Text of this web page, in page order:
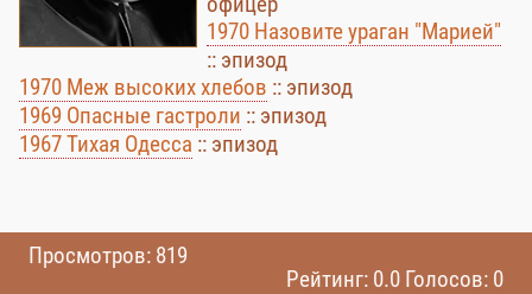
1970 Назовите ураган "Марией"
:: эпизод
1970 Меж высоких хлебов :: эпизод
1969 Опасные гастроли :: эпизод
1967 Тихая Одесса :: эпизод
Просмотров: 819
Рейтинг: 0.0 Голосов: 0